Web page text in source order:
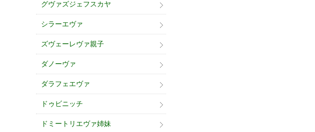
グヴァズジェフスカヤ
シラーエヴァ
ズヴェーレヴァ親子
ダノーヴァ
ダラフェエヴァ
ドゥビニッチ
ドミートリエヴァ姉妹